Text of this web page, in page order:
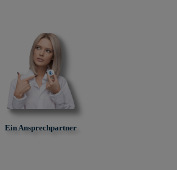
Ein Ansprechpartner